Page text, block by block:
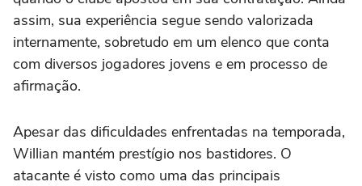
assim, sua experiência segue sendo valorizada
internamente, sobretudo em um elenco que conta
com diversos jogadores jovens e em processo de
afirmação.
Apesar das dificuldades enfrentadas na temporada,
Willian mantém prestígio nos bastidores. O
atacante é visto como uma das principais